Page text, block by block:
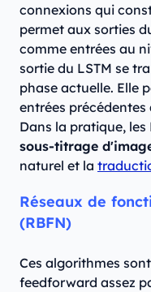
connexions qui
permet aux sorties
comme entrées au
sortie du LSTM se
phase actuelle. Elle
entrées
Dans la pratique, les
sous-titrage
naturel et la
Réseaux de
(RBFN)
Ces algorithmes
feedforward assez